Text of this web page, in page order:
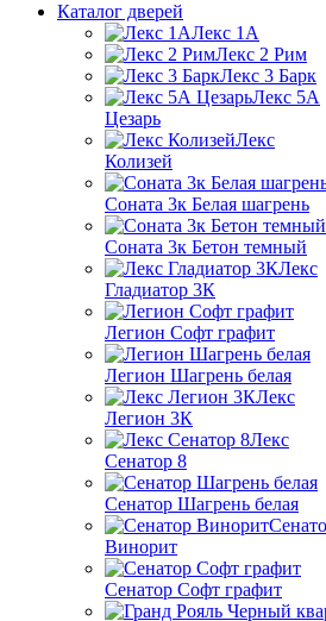
Каталог дверей
Лекс 1А
Лекс 2 Рим
Лекс 3 Барк
Лекс 5А
Цезарь
Лекс
Колизей
Соната 3к Белая шагрень
Соната 3к Бетон темный
Лекс
Гладиатор 3К
Легион Софт графит
Легион Шагрень белая
Лекс
Легион 3К
Лекс
Сенатор 8
Сенатор Шагрень белая
Винорит
Сенатор Софт графит